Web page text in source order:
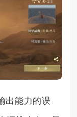
出能力的误